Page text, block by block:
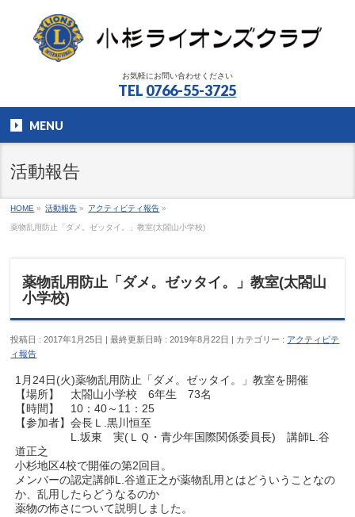
お気軽にお問い合わせください
TEL 0766-55-3725
MENU
活動報告
HOME » 活動報告 » アクティビティ報告 »
薬物乱用防止「ダメ。ゼッタイ。」教室(太閤山小学校)
薬物乱用防止「ダメ。ゼッタイ。」教室(太閤山
小学校)
投稿日 : 2017年1月25日 最終更新日時 : 2019年8月22日 カテゴリー : アクティビテ
ィ報告
1月24日(火)薬物乱用防止「ダメ。ゼッタイ。」教室を開催
【場所】 太閤山小学校 6年生 73名
【時間】 10：40～11：25
【参加者】会長Ｌ.黒川恒至
L.坂東 実(ＬＱ・青少年国際関係委員長) 講師L.谷
道正之
小杉地区4校で開催の第2回目。
メンバーの認定講師L.谷道正之が薬物乱用とはどういうことなの
か、乱用したらどうなるのか
薬物の怖さについて説明しました。